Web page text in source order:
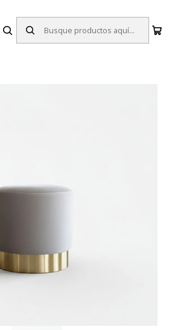
Puff Skive Gris